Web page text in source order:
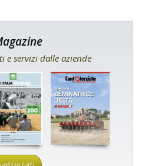
e servizi dalle aziende